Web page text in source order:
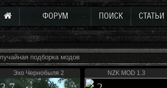
ФОРУМ ПОИСК СТАТЬИ
подборка модов
Эхо Чернобыля 2 NZK MOD 1.3